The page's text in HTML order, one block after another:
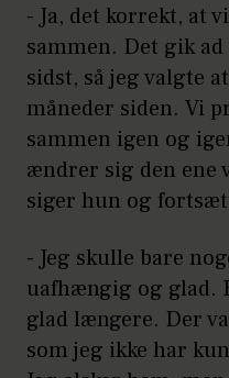
- Ja, det korrekt, at
sammen. Det gik
sidst, så jeg valgte
måneder siden. Vi
sammen igen og
ændrer sig den ene
siger hun og
- Jeg skulle bare
uafhængig og glad.
glad længere. Der
som jeg ikke har